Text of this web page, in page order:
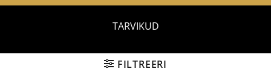
TARVIKUD
FILTREERI